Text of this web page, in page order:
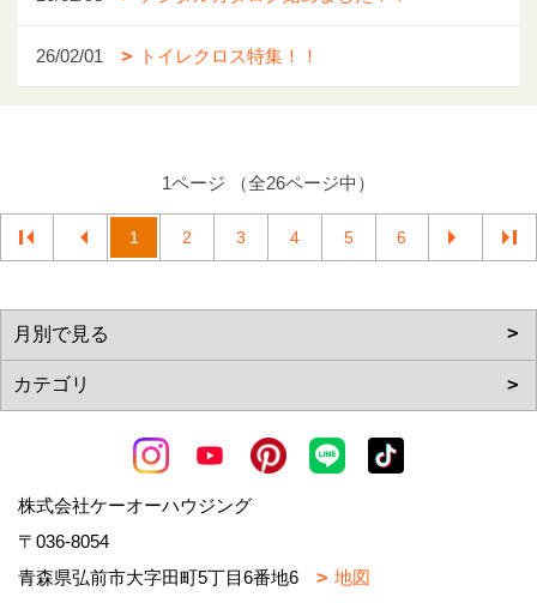
26/02/01 トイレクロス特集！！
1ページ （全26ページ中）
1 2 3 4 5 6
株式会社ケーオーハウジング
〒036-8054
青森県弘前市大字田町5丁目6番地6
地図